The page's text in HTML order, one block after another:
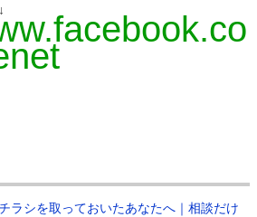
ラシを取っておいたあなたへ｜相談だけ